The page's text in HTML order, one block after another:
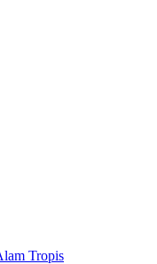
Tropis